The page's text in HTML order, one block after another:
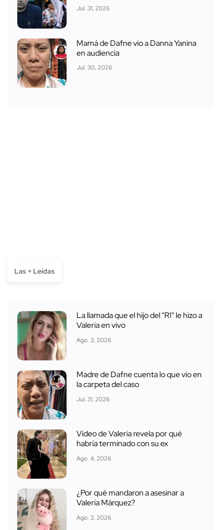
Jul. 31, 2026
Mamá de Dafne vio a Danna Yanina
en audiencia
Jul. 30, 2026
Las + Leídas
La llamada que el hijo del "R1" le hizo a
Valeria en vivo
Ago. 3, 2026
Madre de Dafne cuenta lo que vio en
la carpeta del caso
Jul. 31, 2026
Video de Valeria revela por qué
habría terminado con su ex
Ago. 4, 2026
¿Por qué mandaron a asesinar a
Valeria Márquez?
Ago. 3, 2026